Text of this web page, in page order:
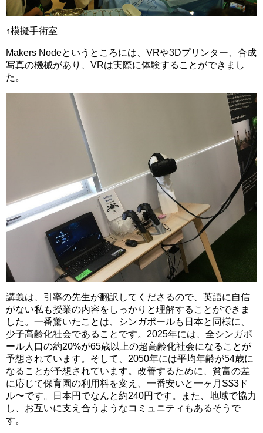
↑模擬手術室
Makers Nodeというところには、VRや3Dプリンター、合成
写真の機械があり、VRは実際に体験することができまし
た。
講義は、引率の先生が翻訳してくださるので、英語に自信
がない私も授業の内容をしっかりと理解することができま
した。一番驚いたことは、シンガポールも日本と同様に、
少子高齢化社会であることです。2025年には、全シンガポ
ール人口の約20%が65歳以上の超高齢化社会になることが
予想されています。そして、2050年には平均年齢が54歳に
なることが予想されています。改善するために、貧富の差
に応じて保育園の利用料を変え、一番安いと一ヶ月S$3ド
ル〜です。日本円でなんと約240円です。また、地域で協力
し、お互いに支え合うようなコミュニティもあるそうで
す。